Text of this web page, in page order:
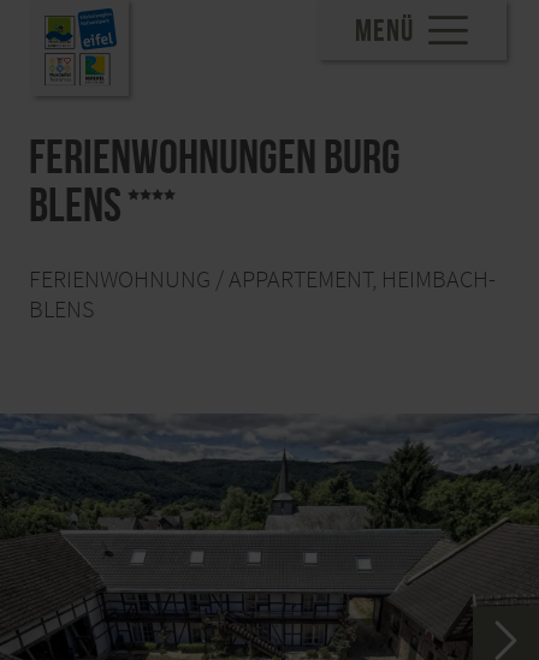
MENÜ
Ferienwohnungen Burg
Blens
FERIENWOHNUNG / APPARTEMENT, HEIMBACH-
BLENS